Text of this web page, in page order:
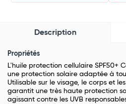
Description
Propriétés
L'huile protection cellulaire SPF50+
une protection solaire adaptée à
Utilisable sur le visage, le corps et
garantit une très haute protection
agissant contre les UVB